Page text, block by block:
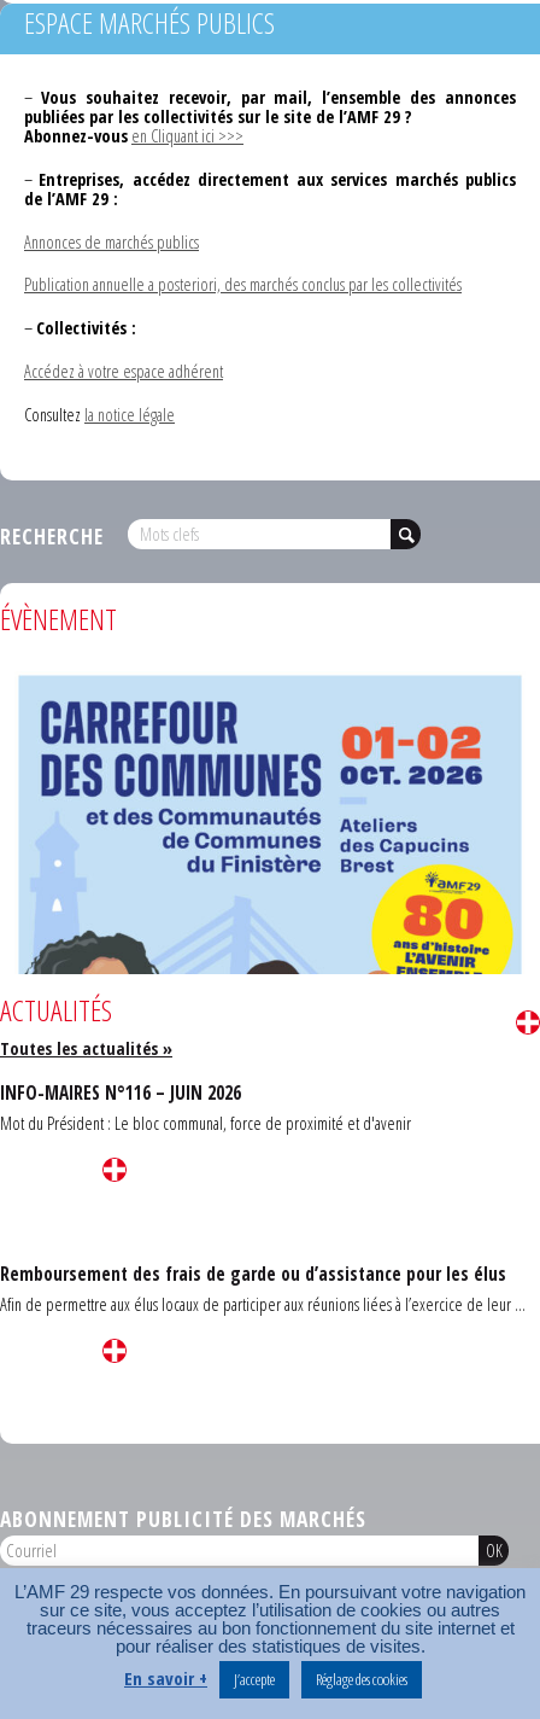
ESPACE MARCHÉS PUBLICS
– Vous souhaitez recevoir, par mail, l’ensemble des annonces
publiées par les collectivités sur le site de l’AMF 29 ?
Abonnez-vous en Cliquant ici >>>
– Entreprises, accédez directement aux services marchés publics
de l’AMF 29 :
Annonces de marchés publics
Publication annuelle a posteriori, des marchés conclus par les collectivités
– Collectivités :
Accédez à votre espace adhérent
Consultez la notice légale
RECHERCHE
ÉVÈNEMENT
ACTUALITÉS
Toutes les actualités »
INFO-MAIRES N°116 – JUIN 2026
Mot du Président : Le bloc communal, force de proximité et d'avenir
Remboursement des frais de garde ou d’assistance pour les élus
Afin de permettre aux élus locaux de participer aux réunions liées à l’exercice de leur ...
ABONNEMENT PUBLICITÉ DES MARCHÉS
AMF 29 © 2026
Plan du site Nos coordonnées Mentions légales
Contact
Carrefour des communes
AMF
L’AMF 29 respecte vos données. En poursuivant votre navigation
sur ce site, vous acceptez l’utilisation de cookies ou autres
traceurs nécessaires au bon fonctionnement du site internet et
pour réaliser des statistiques de visites.
En savoir + J’accepte Réglage des cookies